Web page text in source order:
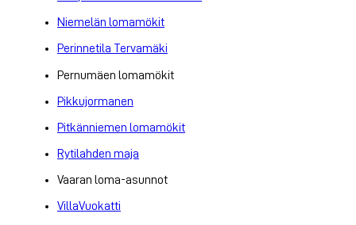
Niemelän lomamökit
Perinnetila Tervamäki
Pernumäen lomamökit
Pikkujormanen
Pitkänniemen lomamökit
Rytilahden maja
Vaaran loma-asunnot
VillaVuokatti